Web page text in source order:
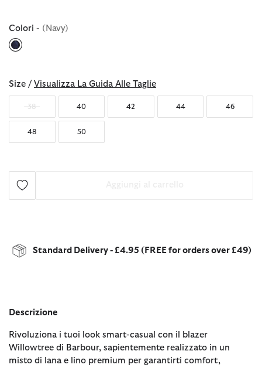
Colori - (Navy)
Size / Visualizza La Guida Alle Taglie
38 40 42 44 46
48 50
Standard Delivery - £4.95 (FREE for orders over £49)
Descrizione
Rivoluziona i tuoi look smart-casual con il blazer
Willowtree di Barbour, sapientemente realizzato in un
misto di lana e lino premium per garantirti comfort,